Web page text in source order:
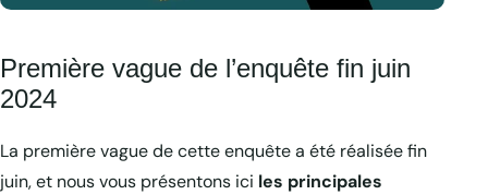
Première vague de l’enquête fin juin
2024
La première vague de cette enquête a été réalisée fin
juin, et nous vous présentons ici les principales